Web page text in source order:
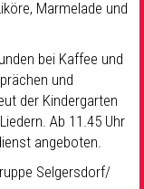
Marmelade und
bei Kaffee und
und
der Kindergarten
Ab 11.45 Uhr
angeboten.
Selgersdorf/